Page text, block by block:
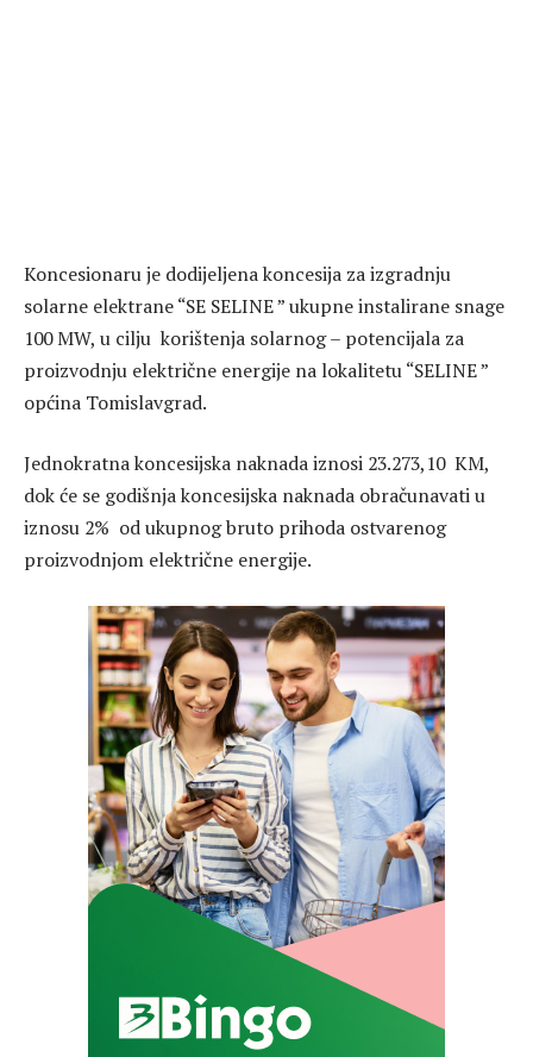
Koncesionaru je dodijeljena koncesija za izgradnju
solarne elektrane “SE SELINE ” ukupne instalirane snage
100 MW, u cilju korištenja solarnog – potencijala za
proizvodnju električne energije na lokalitetu “SELINE ”
općina Tomislavgrad.
Jednokratna koncesijska naknada iznosi 23.273,10 KM,
dok će se godišnja koncesijska naknada obračunavati u
iznosu 2% od ukupnog bruto prihoda ostvarenog
proizvodnjom električne energije.